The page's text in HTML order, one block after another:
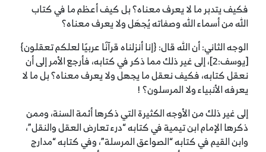
فكيف يتدبر ما لا يعرف معناه؟ بل كيف أعظم ما في كتاب
الله من أسماء الله وصفاته يُجهَل ولا يعرف معناه؟
الوجه الثاني: أن الله قال: {إنا أنزلناه قرآنًا عربيًا لعلكم تعقلون}
[يوسف:2]، إلى غير ذلك مما ذكر في كتابه، فأرجع الأمر إلى أن
نعقل كتابه، فكيف نعقل ما يجهل ولا يعرف معناه؟ بل ما لا
يعرفه الأنبياء ولا المرسلون؟ !
إلى غير ذلك من الأوجه الكثيرة التي ذكرها أئمة السنة، وممن
ذكرها الإمام ابن تيمية في كتابه “درء تعارض العقل والنقل”،
وابن القيم في كتابه “الصواعق المرسلة”، وفي كتابه “مدارج